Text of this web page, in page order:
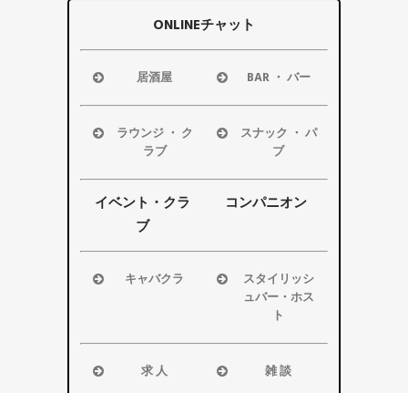
ONLINEチャット
居酒屋
浜松市
磐田市
袋井市
掛川市
その他エリ
ア
BAR ・ バー
浜松市
磐田市
袋井市
掛川市
その他エリ
ラウンジ ・ ク
ラブ
浜松市
磐田市
袋井市
掛川市
その他エリ
スナック ・ パ
ブ
浜松市
磐田市
掛川市
その他エリ
ア
イベント・クラ
ブ
コンパニオン
キャバクラ
掛川市
スタイリッシ
ュバー・ホス
ト
浜松市
磐田市・袋
求 人 雑 談